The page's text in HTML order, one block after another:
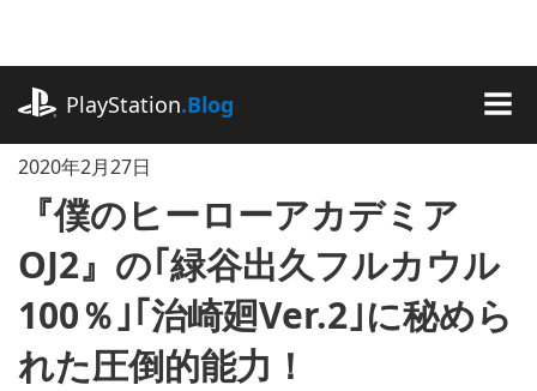
に
キ
ッ
プ
PlayStation.Blog
2020年2月27日
『僕のヒーローアカデミア
OJ2』の｢緑谷出久フルカウル
100％｣｢治崎廻Ver.2｣に秘めら
れた圧倒的能力！